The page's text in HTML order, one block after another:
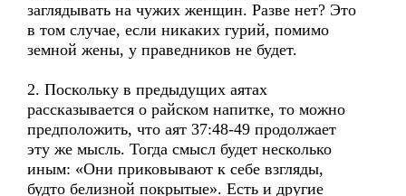
заглядывать на чужих женщин. Разве нет? Это
в том случае, если никаких гурий, помимо
земной жены, у праведников не будет.
2. Поскольку в предыдущих аятах
рассказывается о райском напитке, то можно
предположить, что аят 37:48-49 продолжает
эту же мысль. Тогда смысл будет несколько
иным: «Они приковывают к себе взгляды,
будто белизной покрытые». Есть и другие